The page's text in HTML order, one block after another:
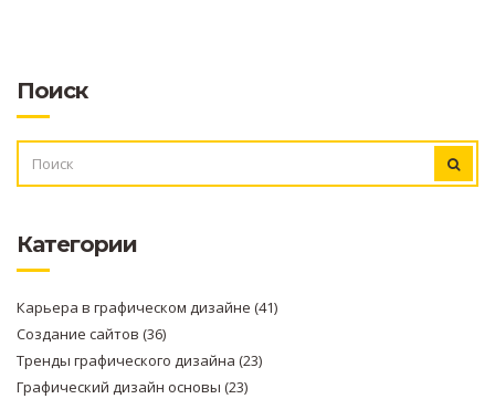
Поиск
Категории
Карьера в графическом дизайне (41)
Создание сайтов (36)
Тренды графического дизайна (23)
Графический дизайн основы (23)